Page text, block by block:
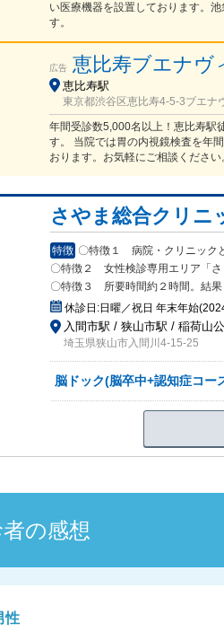
い医療機器を設置しております。
す。
広告 恵比寿ブエナヴ
恵比寿駅
東京都渋谷区恵比寿4-5-3ブエナ
年間受診数5,000名以上！恵比寿駅
す。 当院では胃の内視鏡検査を年
おります。お気軽にご相談ください
さやま総合クリニ
特徴 〇特徴１ 病院・クリニック
〇特徴２ 女性検診専用エ リア「
〇特徴３ 所要時間約２時間。結果
休診日:日曜／祝日 年末年始
入間市駅 / 狭山市駅 / 稲荷山
埼玉県狭山市入間川4-15-25
脳ドック(脳卒中+認知症コー
の感想
性